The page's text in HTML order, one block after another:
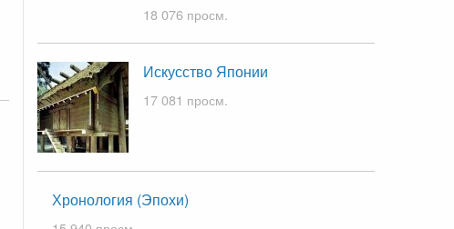
18 076 просм.
Искусство Японии
17 081 просм.
Хронология (Эпохи)